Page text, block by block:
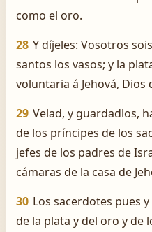
como el oro.
28 Y díjeles: Vosotros
santos los vasos; y la
voluntaria á Jehová,
29 Velad, y guardadlos,
de los príncipes de los
jefes de los padres de
cámaras de la casa de
30 Los sacerdotes pues
de la plata y del oro y de